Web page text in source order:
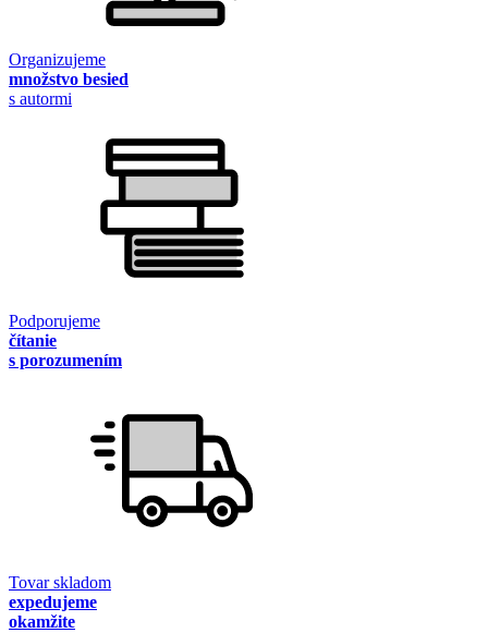
Organizujeme
množstvo besied
s autormi
Podporujeme
čítanie
s porozumením
Tovar skladom
expedujeme
okamžite